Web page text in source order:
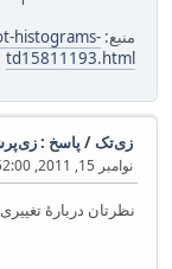
منبع: histograms-
td15811193.html
زی‌تک/ پاسخ :
نوامبر 15, 2011, 06:52:00 بعد از ظهر
نظرتان دربارهٔ